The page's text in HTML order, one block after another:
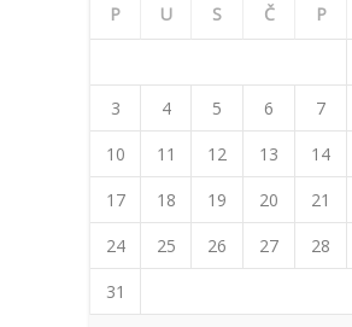
P U S Č P
3
4 5 6 7
10
11 12 13 14
17
18 19 20 21
24
25 26 27 28
31